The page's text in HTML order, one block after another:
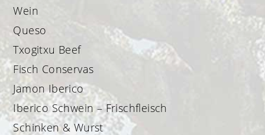
Wein
Queso
Txogitxu Beef
Fisch Conservas
Jamon Iberico
Iberico Schwein – Frischfleisch
Schinken & Wurst